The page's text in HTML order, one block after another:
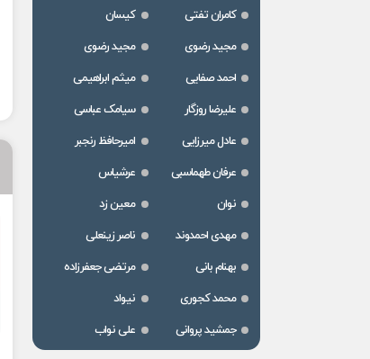
کامران تفتی
کیسان
مجید رضوی
مجید رضوی
احمد صفایی
میثم ابراهیمی
علیرضا روزگار
سیامک عباسی
عادل میرزایی
امیرحافظ رنجبر
عرفان طهماسبی
عرشیاس
نوان
معین زد
مهدی احمدوند
ناصر زینعلی
بهنام بانی
مرتضی جعفرزاده
محمد کجوری
نیواد
جمشید پروانی
علی نواب